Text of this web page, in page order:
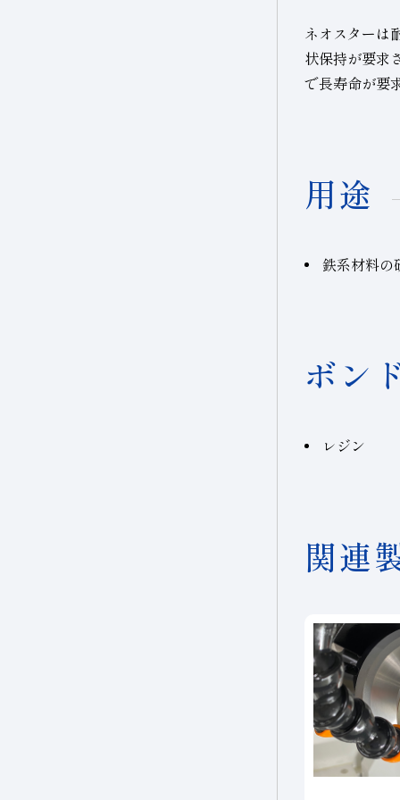
ネオスターは
状保持が要求
で長寿命が要
用途
鉄系材料の
ボン
レジン
関連